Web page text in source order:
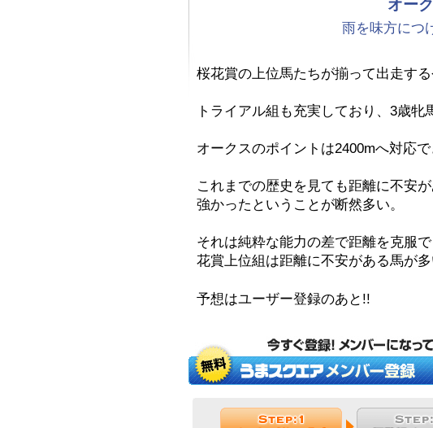
オー
雨を味方につ
桜花賞の上位馬たちが揃って出走す
トライアル組も充実しており、3歳牝
オークスのポイントは2400mへ対応で
これまでの歴史を見ても距離に不安
強かったということが断然多い。
それは純粋な能力の差で距離を克服
花賞上位組は距離に不安がある馬が多
予想はユーザー登録のあと!!